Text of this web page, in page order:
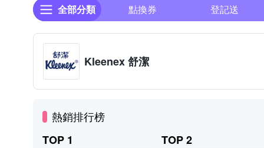
全部分類 點換券 登記送
Kleenex 舒潔
熱銷排行榜
TOP 1
TOP 2